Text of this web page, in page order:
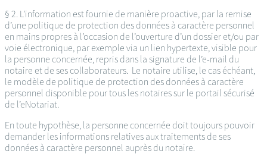
§ 2. L’information est fournie de manière proactive, par la remise
d’une politique de protection des données à caractère personnel
en mains propres à l’occasion de l’ouverture d’un dossier et/ou par
voie électronique, par exemple via un lien hypertexte, visible pour
la personne concernée, repris dans la signature de l’e-mail du
notaire et de ses collaborateurs. Le notaire utilise, le cas échéant,
le modèle de politique de protection des données à caractère
personnel disponible pour tous les notaires sur le portail sécurisé
de l’eNotariat.
En toute hypothèse, la personne concernée doit toujours pouvoir
demander les informations relatives aux traitements de ses
données à caractère personnel auprès du notaire.